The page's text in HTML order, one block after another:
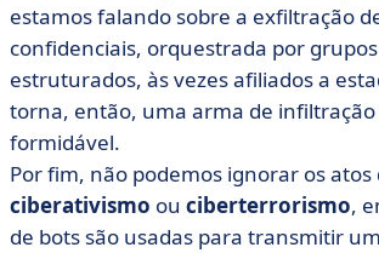
estamos falando sobre a exfiltração
confidenciais, orquestrada por
estruturados, às vezes afiliados a
torna, então, uma arma de
formidável.
Por fim, não podemos ignorar os atos
ciberativismo ou ciberterrorismo,
de bots são usadas para transmitir